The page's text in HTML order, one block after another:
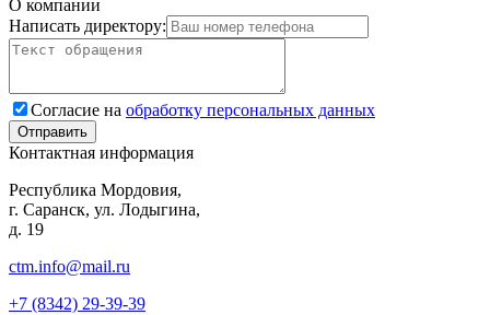
О компании
Написать директору:
Согласие на обработку персональных данных
Контактная информация
Республика Мордовия,
г. Саранск, ул. Лодыгина,
д. 19
ctm.info@mail.ru
+7 (8342) 29-39-39